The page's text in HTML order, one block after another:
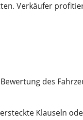
Verkäufer
des
Klauseln